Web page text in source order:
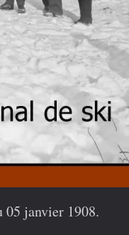
janvier 1908.